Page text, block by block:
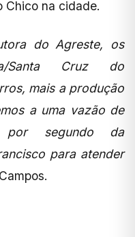
Chico na cidade.
do Agreste, os
Santa Cruz do
mais a produção
a uma vazão de
segundo da
para atender